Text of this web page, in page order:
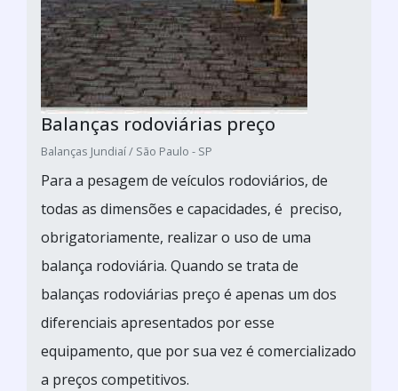
Balanças rodoviárias preço
Balanças Jundiaí / São Paulo - SP
Para a pesagem de veículos rodoviários, de
todas as dimensões e capacidades, é preciso,
obrigatoriamente, realizar o uso de uma
balança rodoviária. Quando se trata de
balanças rodoviárias preço é apenas um dos
diferenciais apresentados por esse
equipamento, que por sua vez é comercializado
a preços competitivos.